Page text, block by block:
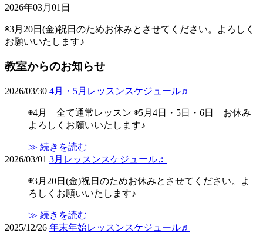
2026年03月01日
◉3月20日(金)祝日のためお休みとさせてください。よろしく
お願いいたします♪
教室からのお知らせ
2026/03/30 4月・5月レッスンスケジュール♬
◉4月 全て通常レッスン ◉5月4日・5日・6日 お休み
よろしくお願いいたします♪
≫ 続きを読む
2026/03/01 3月レッスンスケジュール♬
◉3月20日(金)祝日のためお休みとさせてください。よ
ろしくお願いいたします♪
≫ 続きを読む
2025/12/26 年末年始レッスンスケジュール♬